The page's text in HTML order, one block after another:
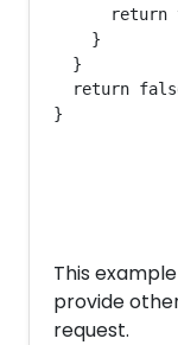
return
    }
  }
return
}
This
provide
request.